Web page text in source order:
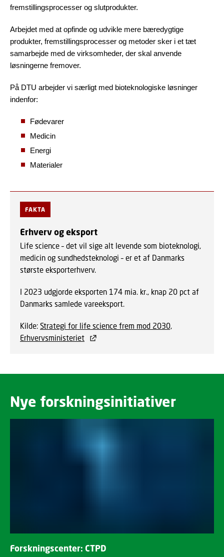
fremstillingsprocesser og slutprodukter.
Arbejdet med at opfinde og udvikle mere bæredygtige
produkter, fremstillingsprocesser og metoder sker i et tæt
samarbejde med de virksomheder, der skal anvende
løsningerne fremover.
På DTU arbejder vi særligt med bioteknologiske løsninger
indenfor:
Fødevarer
Medicin
Energi
Materialer
FAKTA
Erhverv og eksport
Life science – det vil sige alt levende som bioteknologi,
medicin og sundhedsteknologi – er et af Danmarks
største eksporterhverv.
I 2023 udgjorde eksporten 174 mia. kr., knap 20 pct af
Danmarks samlede vareeksport.
Kilde: Strategi for life science frem mod 2030,
Erhvervsministeriet
Nye forskningsinitiativer
Forskningscenter: CTPD